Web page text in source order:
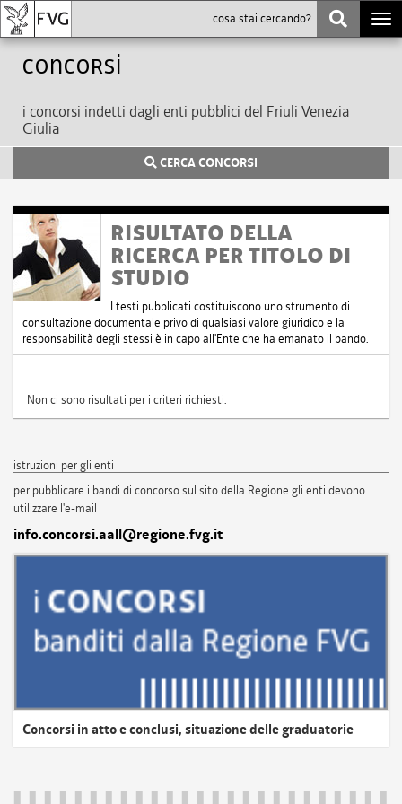
Concorsi
i concorsi indetti dagli enti pubblici del Friuli Venezia
Giulia
CERCA CONCORSI
RISULTATO DELLA
RICERCA PER TITOLO DI
STUDIO
I testi pubblicati costituiscono uno strumento di
consultazione documentale privo di qualsiasi valore giuridico e la
responsabilità degli stessi è in capo all'Ente che ha emanato il bando.
Non ci sono risultati per i criteri richiesti.
istruzioni per gli enti
per pubblicare i bandi di concorso sul sito della Regione gli enti devono
utilizzare l'e-mail
info.concorsi.aall@regione.fvg.it
Concorsi in atto e conclusi, situazione delle graduatorie